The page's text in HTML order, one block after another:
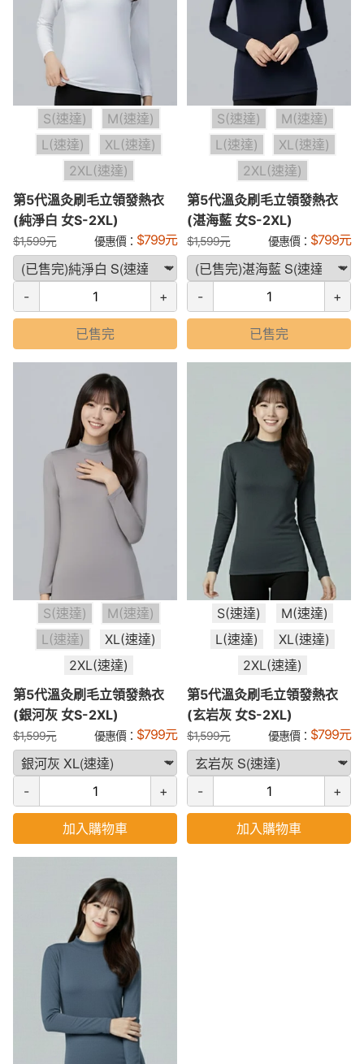
S(速達)
M(速達)
L(速達)
XL(速達)
2XL(速達)
第5代溫灸刷毛立領發熱衣
(純淨白 女S-2XL)
$1,599元 優惠價： $799元
- +
已售完
S(速達)
M(速達)
L(速達)
XL(速達)
2XL(速達)
第5代溫灸刷毛立領發熱衣
(湛海藍 女S-2XL)
$1,599元 優惠價： $799元
- +
已售完
S(速達)
M(速達)
L(速達)
XL(速達)
2XL(速達)
第5代溫灸刷毛立領發熱衣
(銀河灰 女S-2XL)
$1,599元 優惠價： $799元
- +
加入購物車
S(速達)
M(速達)
L(速達)
XL(速達)
2XL(速達)
第5代溫灸刷毛立領發熱衣
(玄岩灰 女S-2XL)
$1,599元 優惠價： $799元
- +
加入購物車